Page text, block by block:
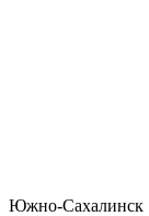
Южно-Сахалинск